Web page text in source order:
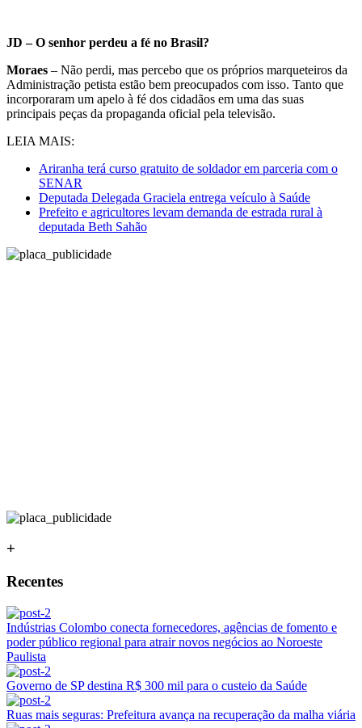
JD – O senhor perdeu a fé no Brasil?
Moraes – Não perdi, mas percebo que os próprios marqueteiros da
Administração petista estão bem preocupados com isso. Tanto que
incorporaram um apelo à fé dos cidadãos em uma das suas
principais peças da propaganda oficial pela televisão.
LEIA MAIS:
Ariranha terá curso gratuito de soldador em parceria com o
SENAR
Deputada Delegada Graciela entrega veículo à Saúde
Prefeito e agricultores levam demanda de estrada rural à
deputada Beth Sahão
+
Recentes
Indústrias Colombo conecta fornecedores, agências de fomento e
poder público regional para atrair novos negócios ao Noroeste
Paulista
Governo de SP destina R$ 300 mil para o custeio da Saúde
Ruas mais seguras: Prefeitura avança na recuperação da malha viária